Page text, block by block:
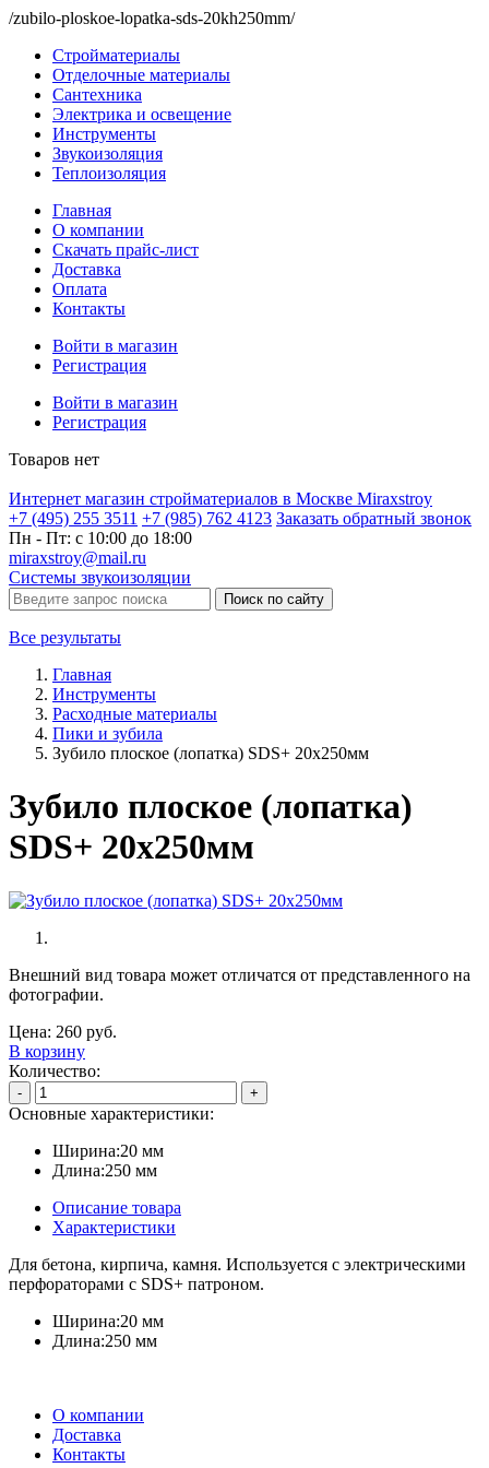
/zubilo-ploskoe-lopatka-sds-20kh250mm/
Стройматериалы
Отделочные материалы
Сантехника
Электрика и освещение
Инструменты
Звукоизоляция
Теплоизоляция
Главная
О компании
Скачать прайс-лист
Доставка
Оплата
Контакты
Войти в магазин
Регистрация
Войти в магазин
Регистрация
Товаров нет
Интернет магазин стройматериалов в Москве Miraxstroy
+7 (495) 255 3511 +7 (985) 762 4123 Заказать обратный звонок
Пн - Пт: с 10:00 до 18:00
miraxstroy@mail.ru
Системы звукоизоляции
Поиск по сайту
Все результаты
Главная
Инструменты
Расходные материалы
Пики и зубила
Зубило плоское (лопатка) SDS+ 20х250мм
Зубило плоское (лопатка)
SDS+ 20х250мм
Внешний вид товара может отличатся от представленного на
фотографии.
Цена: 260 руб.
В корзину
Количество:
- +
Основные характеристики:
Ширина:20 мм
Длина:250 мм
Описание товара
Характеристики
Для бетона, кирпича, камня. Используется с электрическими
перфораторами с SDS+ патроном.
Ширина:20 мм
Длина:250 мм
О компании
Доставка
Контакты